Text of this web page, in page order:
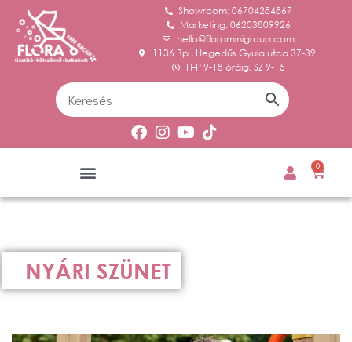
Showroom: 06704284867
Marketing: 06203809926
hello@floraminigroup.com
1136 Bp., Hegedűs Gyula utca 37-39.
H-P 9-18 óráig, SZ 9-15
0
NYÁRI SZÜNET